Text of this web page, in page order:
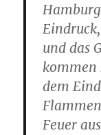
und das
kommen
dem
Feuer